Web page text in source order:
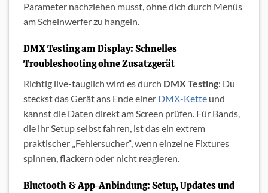
Parameter nachziehen musst, ohne dich durch Menüs
am Scheinwerfer zu hangeln.
DMX Testing am Display: Schnelles
Troubleshooting ohne Zusatzgerät
Richtig live-tauglich wird es durch DMX Testing: Du
steckst das Gerät ans Ende einer DMX-Kette und
kannst die Daten direkt am Screen prüfen. Für Bands,
die ihr Setup selbst fahren, ist das ein extrem
praktischer „Fehlersucher“, wenn einzelne Fixtures
spinnen, flackern oder nicht reagieren.
Bluetooth & App-Anbindung: Setup, Updates und